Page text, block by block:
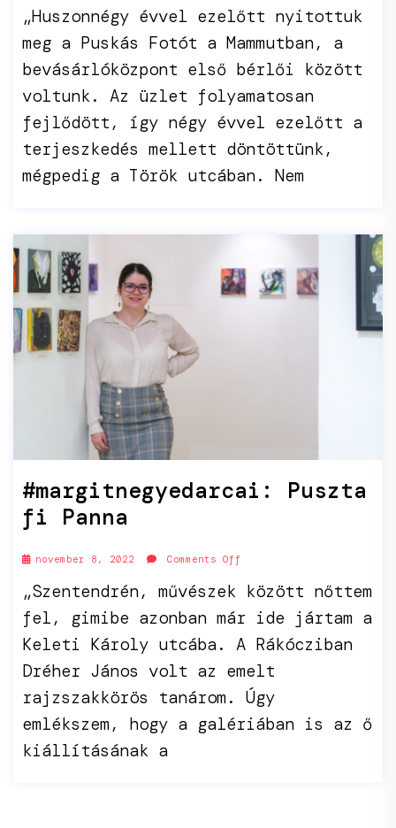
„Huszonnégy évvel ezelőtt nyitottuk
meg a Puskás Fotót a Mammutban, a
bevásárlóközpont első bérlői között
voltunk. Az üzlet folyamatosan
fejlődött, így négy évvel ezelőtt a
terjeszkedés mellett döntöttünk,
mégpedig a Török utcában. Nem
#margitnegyedarcai: Puszta
fi Panna
november 8, 2022 Comments Off
„Szentendrén, művészek között nőttem
fel, gimibe azonban már ide jártam a
Keleti Károly utcába. A Rákócziban
Dréher János volt az emelt
rajzszakkörös tanárom. Úgy
emlékszem, hogy a galériában is az ő
kiállításának a